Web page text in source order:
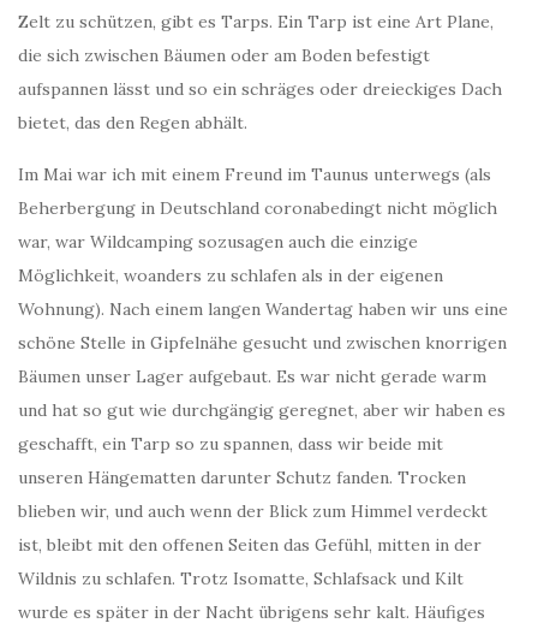
Zelt zu schützen, gibt es Tarps. Ein Tarp ist eine Art Plane,
die sich zwischen Bäumen oder am Boden befestigt
aufspannen lässt und so ein schräges oder dreieckiges Dach
bietet, das den Regen abhält.
Im Mai war ich mit einem Freund im Taunus unterwegs (als
Beherbergung in Deutschland coronabedingt nicht möglich
war, war Wildcamping sozusagen auch die einzige
Möglichkeit, woanders zu schlafen als in der eigenen
Wohnung). Nach einem langen Wandertag haben wir uns eine
schöne Stelle in Gipfelnähe gesucht und zwischen knorrigen
Bäumen unser Lager aufgebaut. Es war nicht gerade warm
und hat so gut wie durchgängig geregnet, aber wir haben es
geschafft, ein Tarp so zu spannen, dass wir beide mit
unseren Hängematten darunter Schutz fanden. Trocken
blieben wir, und auch wenn der Blick zum Himmel verdeckt
ist, bleibt mit den offenen Seiten das Gefühl, mitten in der
Wildnis zu schlafen. Trotz Isomatte, Schlafsack und Kilt
wurde es später in der Nacht übrigens sehr kalt. Häufiges